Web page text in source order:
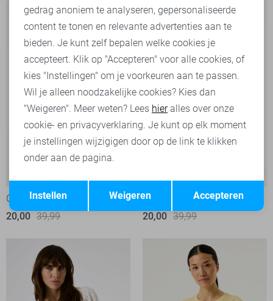
Garcia T-shirt
20,00 39,99
Garcia T-shirt
20,00 39,99
Marketing cookies
Terug Opslaan
gedrag anoniem te analyseren, gepersonaliseerde
content te tonen en relevante advertenties aan te
bieden. Je kunt zelf bepalen welke cookies je
accepteert. Klik op "Accepteren" voor alle cookies, of
kies "Instellingen" om je voorkeuren aan te passen.
Wil je alleen noodzakelijke cookies? Kies dan
"Weigeren". Meer weten? Lees hieralles over onze
cookie- en privacyverklaring. Je kunt op elk moment
je instellingen wijzigigen door op de link te klikken
onder aan de pagina.
Accepteren
Weigeren
Instellen